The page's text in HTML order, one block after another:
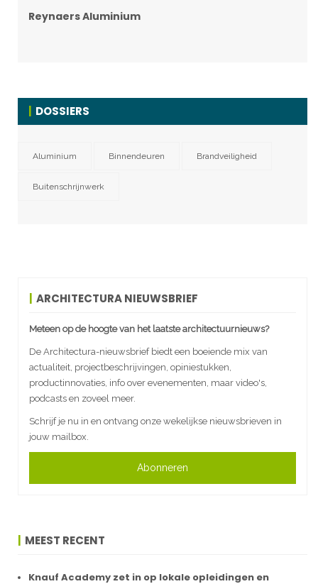
Reynaers Aluminium
DOSSIERS
Aluminium Binnendeuren Brandveiligheid
Buitenschrijnwerk
ARCHITECTURA NIEUWSBRIEF
Meteen op de hoogte van het laatste architectuurnieuws?
De Architectura-nieuwsbrief biedt een boeiende mix van
actualiteit, projectbeschrijvingen, opiniestukken,
productinnovaties, info over evenementen, maar video's,
podcasts en zoveel meer.
Schrijf je nu in en ontvang onze wekelijkse nieuwsbrieven in
jouw mailbox.
Abonneren
MEEST RECENT
Knauf Academy zet in op lokale opleidingen en